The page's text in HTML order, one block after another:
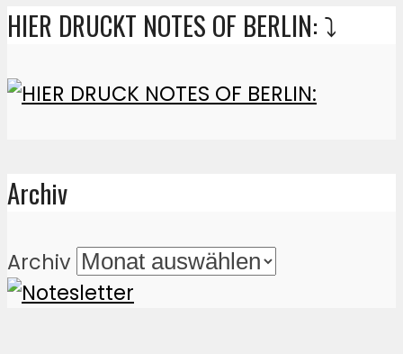
HIER DRUCKT NOTES OF BERLIN: ⤵️
Archiv
Archiv